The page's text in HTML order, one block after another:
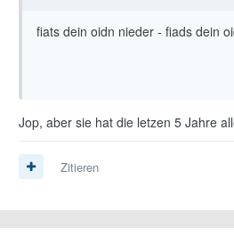
fiats dein oidn nieder - fiads dein
Jop, aber sie hat die letzen 5 Jahre
Zitieren